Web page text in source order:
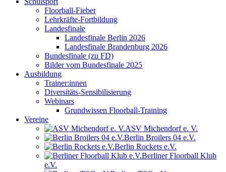
Floorball-Fieber
Lehrkräfte-Fortbildung
Landesfinale
Landesfinale Berlin 2026
Landesfinale Brandenburg 2026
Bundesfinale (zu FD)
Bilder vom Bundesfinale 2025
Ausbildung
Trainer:innen
Diversitäts-Sensibilisierung
Webinars
Grundwissen Floorball-Training
Vereine
ASV Michendorf e. V.
Berlin Broilers 04 e.V.
Berlin Rockets e.V.
Berliner Floorball Klub
e.V.